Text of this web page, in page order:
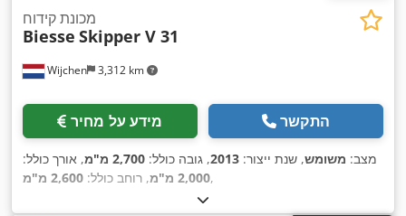
Wijchen 3,312 km
מכונת קידוח
Biesse Skipper V 31
מידע על מחיר התקשר
מצב: משומש, שנת ייצור: 2013, גובה כולל: 2,700 מ"מ
, אורך כולל:
2,000 מ"מ
, רוחב כולל: 2,600 מ"מ ,